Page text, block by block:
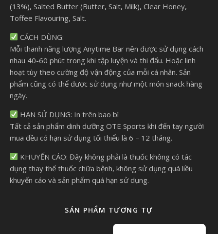
(13%), Salted Butter (Butter, Salt, Milk), Clear Honey,
Toffee Flavouring, Salt.
CÁCH DÙNG:
Mỗi thanh năng lượng Anytime Bar nên được sử dụng cách
nhau 40-60 phút trong khi tập luyện và thi đấu. Hoặc linh
hoạt tùy theo cường độ vận động của mỗi cá nhân. Sản
phẩm cũng có thể được sử dụng như một món snack hàng
ngày.
HẠN SỬ DỤNG: In trên bao bì
Tất cả sản phẩm dinh dưỡng OTE Sports khi đến tay người
mua đều có hạn sử dụng tối thiểu là 6 – 12 tháng.
KHUYẾN CÁO: Đây không phải là thuốc không có tác
dụng thay thế thuốc chữa bệnh, không sử dụng quá liều
khuyến cáo và sản phẩm quá hạn sử dụng.
SẢN PHẨM TƯƠNG TỰ